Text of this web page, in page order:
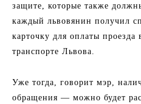
защите, которые также
каждый львовянин получил
карточку для оплаты
транспорте Львова.
Уже тогда, говорит мэр,
обращения — можно будет